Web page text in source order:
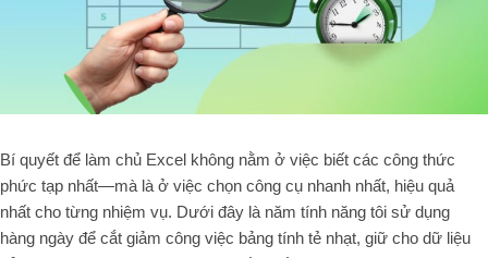
Bí quyết để làm chủ Excel không nằm ở việc biết các công thức
phức tạp nhất—mà là ở việc chọn công cụ nhanh nhất, hiệu quả
nhất cho từng nhiệm vụ. Dưới đây là năm tính năng tôi sử dụng
hàng ngày để cắt giảm công việc bảng tính tẻ nhạt, giữ cho dữ liệu